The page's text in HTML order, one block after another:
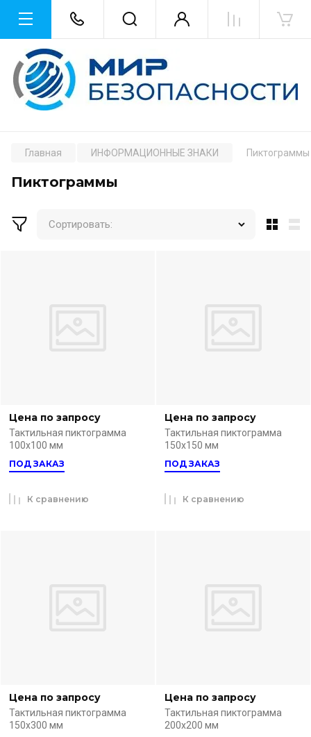
Главная ИНФОРМАЦИОННЫЕ ЗНАКИ Пиктограммы
Пиктограммы
Сортировать:
Цена по запросу
Тактильная пиктограмма
100х100 мм
ПОД ЗАКАЗ
К сравнению
Цена по запросу
Тактильная пиктограмма
150х150 мм
ПОД ЗАКАЗ
К сравнению
Цена по запросу
Тактильная пиктограмма
150х300 мм
Цена по запросу
Тактильная пиктограмма
200х200 мм